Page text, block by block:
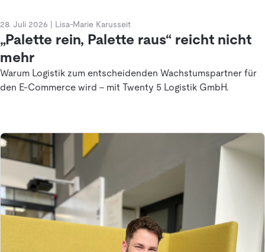
28. Juli 2026 Lisa-Marie Karusseit
„Palette rein, Palette raus“ reicht nicht
mehr
Warum Logistik zum entscheidenden Wachstumspartner für
den E-Commerce wird - mit Twenty 5 Logistik GmbH.